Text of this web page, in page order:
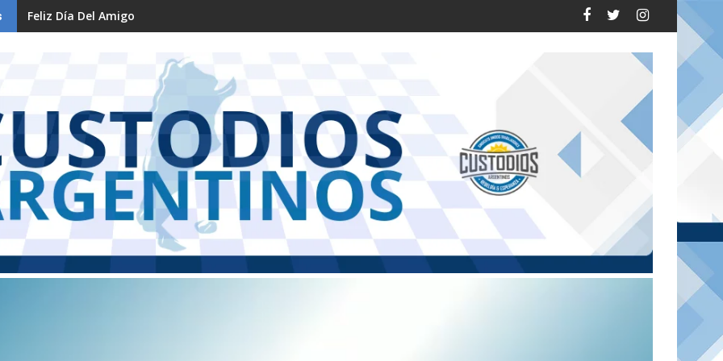
Feliz Día Del Amigo